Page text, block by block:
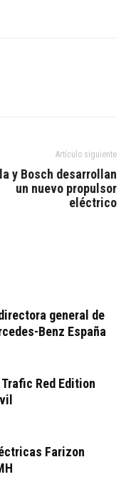
Artículo siguiente
y Bosch desarrollan
un nuevo propulsor
eléctrico
general de
Benz España
Red Edition
Farizon